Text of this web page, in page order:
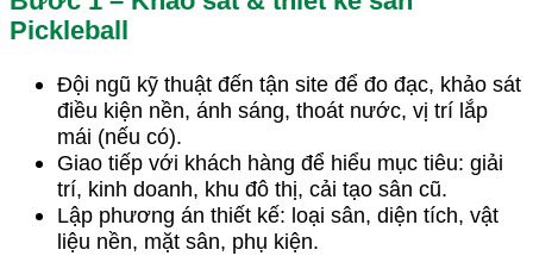
Pickleball
Đội ngũ kỹ thuật đến tận site để đo đạc, khảo sát
điều kiện nền, ánh sáng, thoát nước, vị trí lắp
mái (nếu có).
Giao tiếp với khách hàng để hiểu mục tiêu: giải
trí, kinh doanh, khu đô thị, cải tạo sân cũ.
Lập phương án thiết kế: loại sân, diện tích, vật
liệu nền, mặt sân, phụ kiện.